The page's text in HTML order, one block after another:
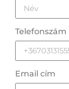
Telefonszám
Email cím